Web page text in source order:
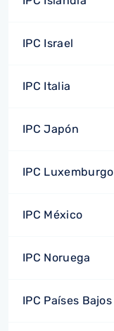
IPC Israel
IPC Italia
IPC Japón
IPC Luxemburgo
IPC México
IPC Noruega
IPC Países Bajos